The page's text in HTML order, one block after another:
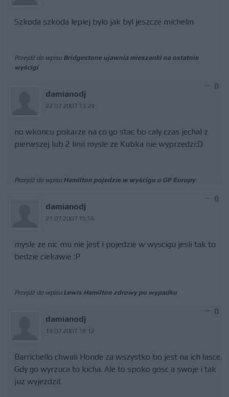
Szkoda szkoda lepiej bylo jak byl jeszcze michelin
Przejdź do wpisu Bridgestone ujawnia mieszanki na ostatnie
wyścigi
damianodj
22.07.2007 13:24
0
no wkoncu pokarze na co go stac bo caly czas jechal z
pierwszej lub 2 linii mysle ze Kubka nie wyprzedzi:D
Przejdź do wpisu Hamilton pojedzie w wyścigu o GP Europy
damianodj
21.07.2007 15:56
0
mysle ze nic mu nie jest i pojedzie w wyscigu jesli tak to
bedzie ciekawie :P
Przejdź do wpisu Lewis Hamilton zdrowy po wypadku
damianodj
19.07.2007 18:12
0
Barrichello chwali Honde za wszystko bo jest na ich łasce.
Gdy go wyrzuca to kicha. Ale to spoko gosc a swoje i tak
juz wyjezdzil.